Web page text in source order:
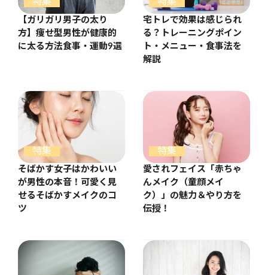
【ガリガリ男子の太り
方】痩せ型男性が健康的
に太る方法食事・運動9選
宅トレで効果は感じられ
る？トレーニングポイン
ト・メニュー・食事法を
解説
特集
そばかす女子はかわいい
が男性の本音！可愛く見
せるそばかすメイクのコ
ツ
特集
愛されフェイス「赤ちゃ
んメイク（童顔メイ
ク）」の魅力＆やり方を
伝授！